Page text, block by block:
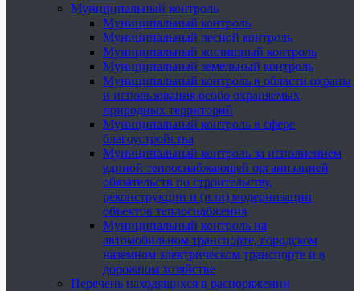
Муниципальный контроль
Муниципальный контроль
Муниципальный лесной контроль
Муниципальный жилищный контроль
Муниципальный земельный контроль
Муниципальный контроль в области охраны
и использования особо охраняемых
природных территорий
Муниципальный контроль в сфере
благоустройства
Муниципальный контроль за исполнением
единой теплоснабжающей организацией
обязательств по строительству,
реконструкции и (или) модернизации
объектов теплоснабжения
Муниципальный контроль на
автомобильном транспорте, городском
наземном электрическом транспорте и в
дорожном хозяйстве
Перечень находящихся в распоряжении